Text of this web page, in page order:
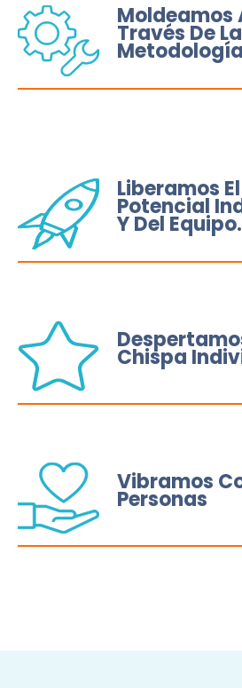
Moldeamos
Través De La
Liberamos El
Potencial
Y Del Equipo.
Chispa
Vibramos
Personas